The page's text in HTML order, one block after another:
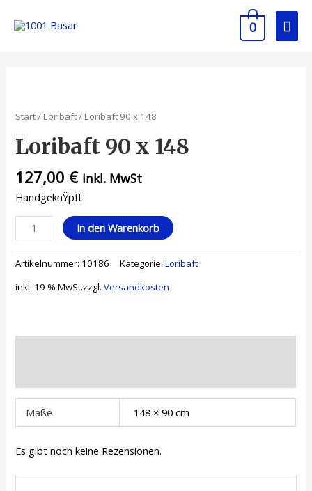
0
Start/ Loribaft/ Loribaft 90 x 148
Loribaft 90 x 148
127,00 € inkl. MwSt
HandgeknŸpft
In den Warenkorb
Artikelnummer: 10186 Kategorie:Loribaft
inkl. 19 % MwSt.zzgl.Versandkosten
Maße 148 × 90 cm
Es gibt noch keine Rezensionen.